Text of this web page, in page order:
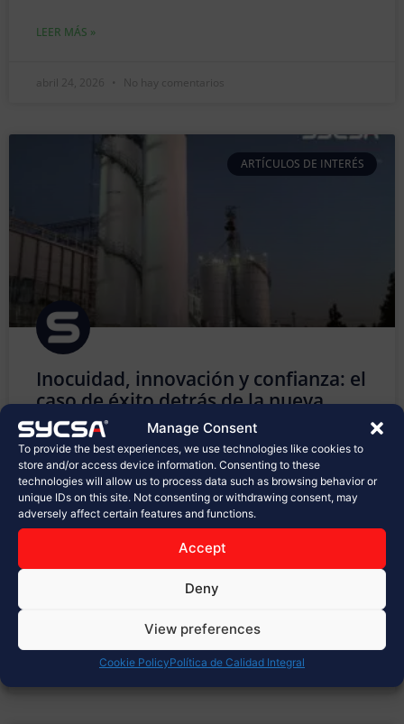
Manage Consent
To provide the best experiences, we use technologies like cookies to
store and/or access device information. Consenting to these
technologies will allow us to process data such as browsing behavior or
unique IDs on this site. Not consenting or withdrawing consent, may
adversely affect certain features and functions.
Accept
Deny
View preferences
Cookie PolicyPolítica de Calidad Integral
LEER MÁS »
abril 24, 2026 No hay comentarios
ARTÍCULOS DE INTERÉS
Inocuidad, innovación y confianza: el
caso de éxito detrás de la nueva
planta de Sabritas en Celaya
En la industria alimentaria, cada detalle cuenta.
Desde la selección de materias primas hasta el
empaque final, los procesos deben cumplir con los
más altos estándares de calidad, inocuidad y
seguridad. Hoy, en SYCSA®, celebramos con orgullo la
inauguración de la nueva planta de PepsiCo, Sabritas
marzo 31, 2026 No hay comentarios